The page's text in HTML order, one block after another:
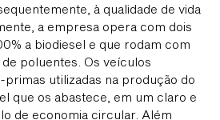
à qualidade de vida
a empresa opera com dois
a biodiesel e que rodam com
poluentes. Os veículos
utilizadas na produção do
que os abastece, em um claro e
de economia circular. Além